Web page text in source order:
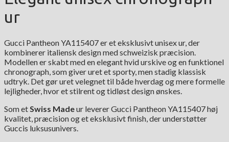
ur
Gucci Pantheon YA115407 er et eksklusivt unisex ur, der
kombinerer italiensk design med schweizisk præcision.
Modellen er skabt med en elegant hvid urskive og en funktionel
chronograph, som giver uret et sporty, men stadig klassisk
udtryk. Det gør uret velegnet til både hverdag og mere formelle
lejligheder, hvor et stilrent og tidløst design ønskes.
Som et Swiss Madeur leverer Gucci Pantheon YA115407 høj
kvalitet, præcision og et eksklusivt finish, der understøtter
Guccis luksusunivers.